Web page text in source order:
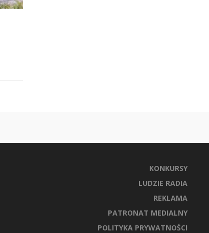
KONKURSY
LUDZIE RADIA
REKLAMA
PATRONAT MEDIALNY
POLITYKA PRYWATNOŚCI